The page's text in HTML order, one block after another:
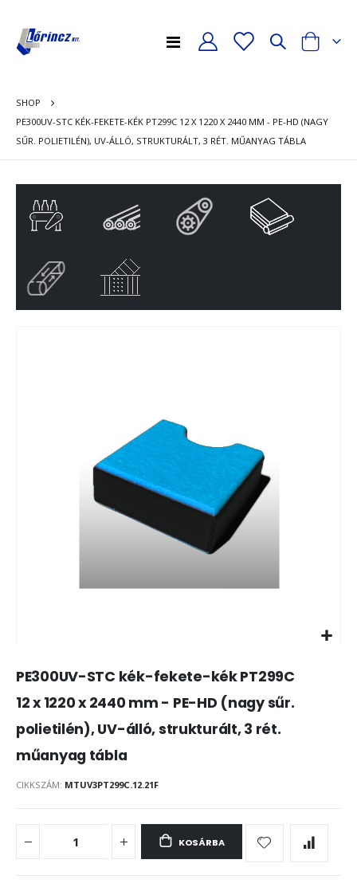
Toggle
Cart
SHOP
PE300UV-STC KÉK-FEKETE-KÉK PT299C 12 X 1220 X 2440 MM - PE-HD (NAGY
SŰR. POLIETILÉN), UV-ÁLLÓ, STRUKTURÁLT, 3 RÉT. MŰANYAG TÁBLA
PE300UV-STC kék-fekete-kék PT299C
12 x 1220 x 2440 mm - PE-HD (nagy sűr.
polietilén), UV-álló, strukturált, 3 rét.
műanyag tábla
CIKKSZÁM MTUV3PT299C.12.21F
KOSÁRBA